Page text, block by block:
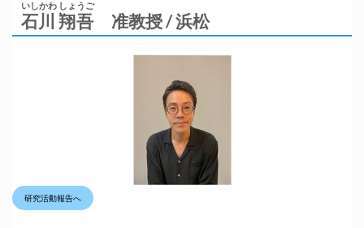
石川 翔吾
いしかわ しょうご
准教授 / 浜松
研究活動報告へ